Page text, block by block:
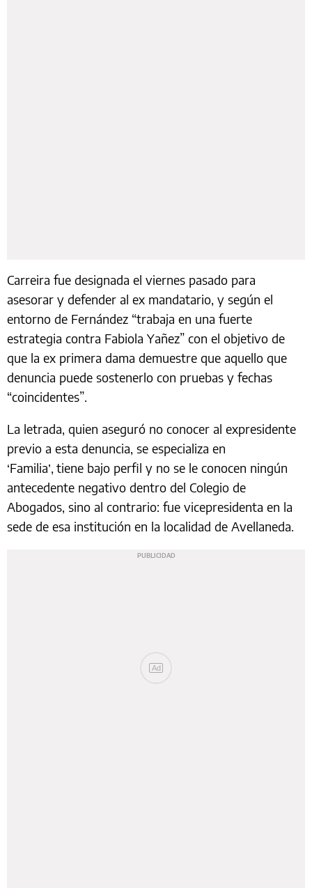
Carreira fue designada el viernes pasado para
asesorar y defender al ex mandatario, y según el
entorno de Fernández “trabaja en una fuerte
estrategia contra Fabiola Yañez” con el objetivo de
que la ex primera dama demuestre que aquello que
denuncia puede sostenerlo con pruebas y fechas
“coincidentes”.
La letrada, quien aseguró no conocer al expresidente
previo a esta denuncia, se especializa en
‘Familia’, tiene bajo perfil y no se le conocen ningún
antecedente negativo dentro del Colegio de
Abogados, sino al contrario: fue vicepresidenta en la
sede de esa institución en la localidad de Avellaneda.
Ad